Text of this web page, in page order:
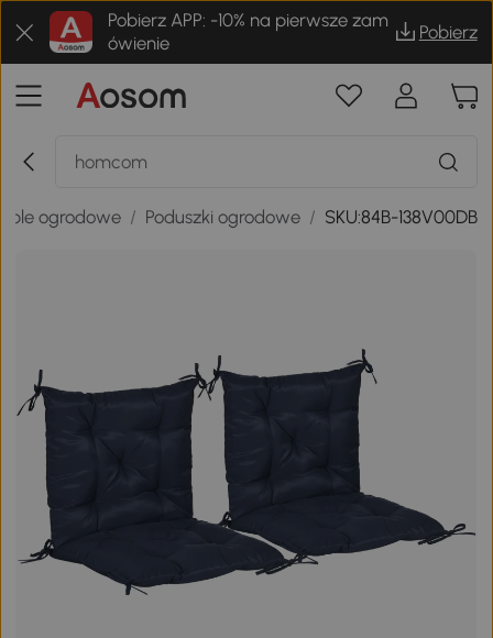
Pobierz APP: -10% na pierwsze zam
ówienie
Pobierz
ogrodowe / Poduszki ogrodowe / SKU:84B-138V00DB